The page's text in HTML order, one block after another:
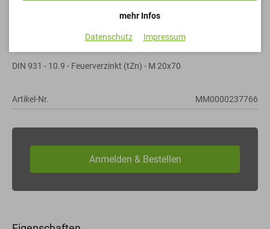
Sechskantschrauben
DIN 931 - 10.9 - Feuerverzinkt (tZn) - M 20x70
Artikel-Nr. MM0000237766
mehr Infos
Datenschutz Impressum